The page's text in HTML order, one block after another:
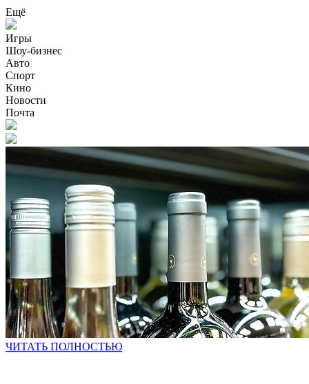
Ещё
Игры
Шоу-бизнес
Авто
Спорт
Кино
Новости
Почта
ЧИТАТЬ ПОЛНОСТЬЮ